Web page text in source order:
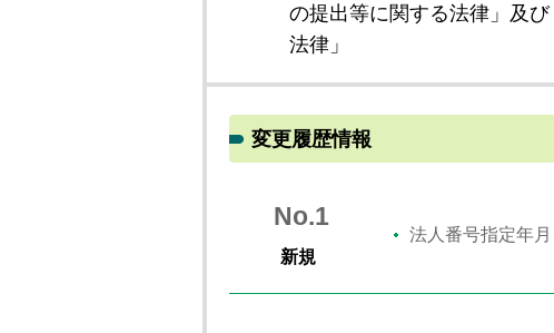
の提出等に関する法律」及
法律」
変更履歴情報
No.1
新規
法人番号指定年月